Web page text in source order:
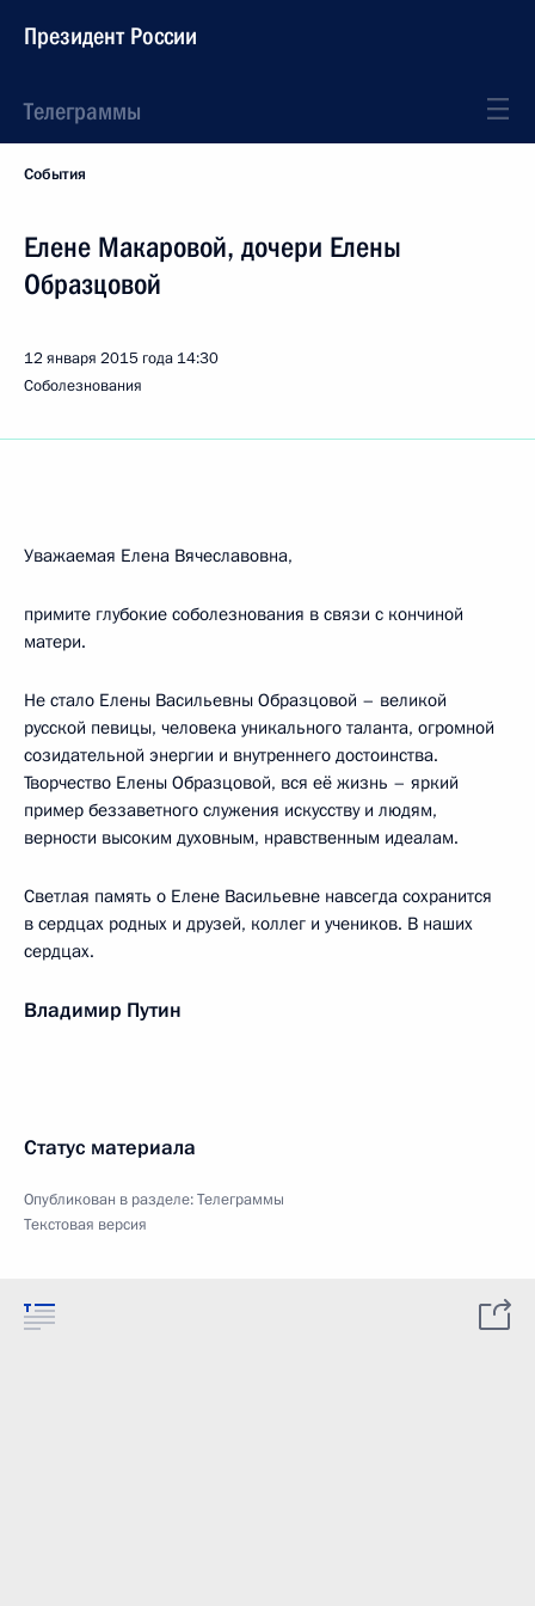
Президент России
Телеграммы
События
Елене Макаровой, дочери Елены
Образцовой
12 января 2015 года 14:30
Соболезнования
Уважаемая Елена Вячеславовна,
примите глубокие соболезнования в связи с кончиной
матери.
Не стало Елены Васильевны Образцовой – великой
русской певицы, человека уникального таланта, огромной
созидательной энергии и внутреннего достоинства.
Творчество Елены Образцовой, вся её жизнь – яркий
пример беззаветного служения искусству и людям,
верности высоким духовным, нравственным идеалам.
Светлая память о Елене Васильевне навсегда сохранится
в сердцах родных и друзей, коллег и учеников. В наших
сердцах.
Владимир Путин
Статус материала
Опубликован в разделе:Телеграммы
Текстовая версия